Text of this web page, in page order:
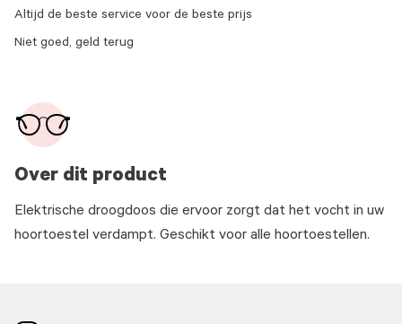
Over dit product
Elektrische droogdoos die ervoor zorgt dat het vocht in uw
hoortoestel verdampt. Geschikt voor alle hoortoestellen.
Altijd de beste service voor de beste prijs
Niet goed, geld terug